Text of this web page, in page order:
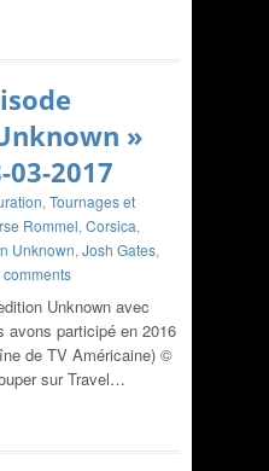
»
03-2017
, Tournages et
Rommel, Corsica,
Unknown, Josh Gates,
comments
Unknown avec
avons participé en 2016
de TV Américaine) ©
sur Travel…